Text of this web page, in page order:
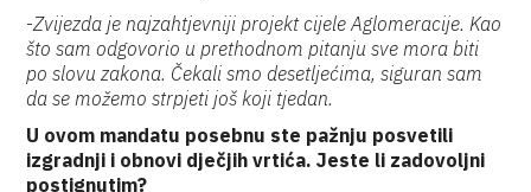
-Zvijezda je najzahtjevniji projekt cijele Aglomeracije. Kao
što sam odgovorio u prethodnom pitanju sve mora biti
po slovu zakona. Čekali smo desetljećima, siguran sam
da se možemo strpjeti još koji tjedan.
U ovom mandatu posebnu ste pažnju posvetili
izgradnji i obnovi dječjih vrtića. Jeste li zadovoljni
postignutim?